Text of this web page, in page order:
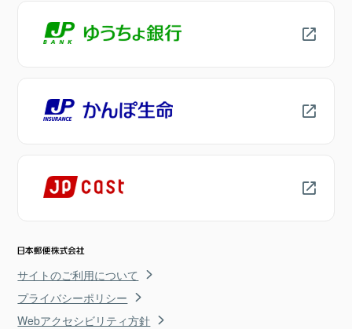
サイトのご利用について
プライバシーポリシー
Webアクセシビリティ方針